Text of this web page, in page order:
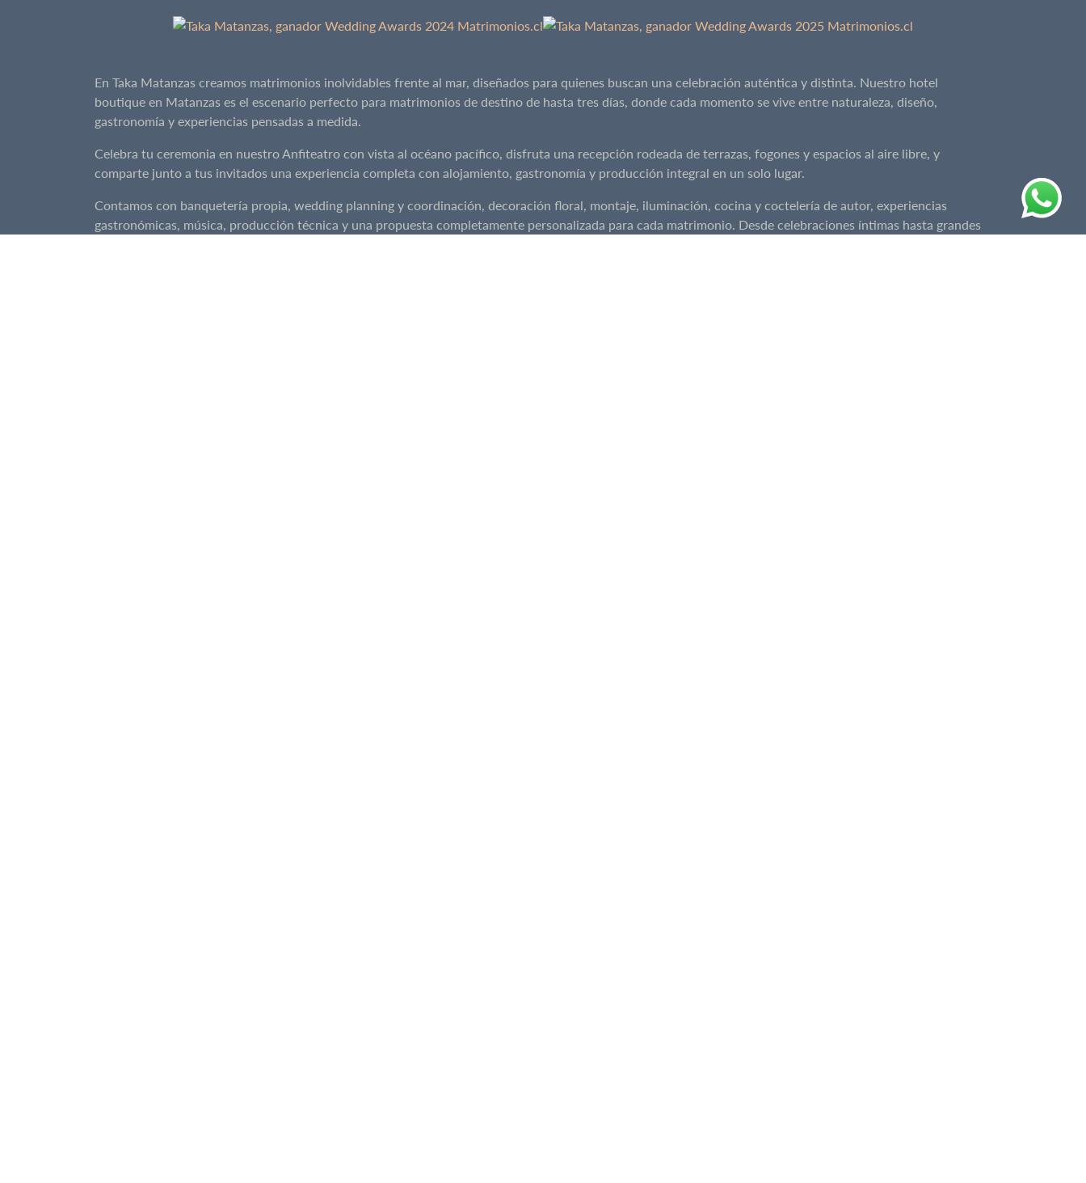
En Taka Matanzas creamos matrimonios inolvidables frente al mar, diseñados para quienes buscan una celebración auténtica y distinta. Nuestro hotel
boutique en Matanzas es el escenario perfecto para matrimonios de destino de hasta tres días, donde cada momento se vive entre naturaleza, diseño,
gastronomía y experiencias pensadas a medida.
Celebra tu ceremonia en nuestro Anfiteatro con vista al océano pacífico, disfruta una recepción rodeada de terrazas, fogones y espacios al aire libre, y
comparte junto a tus invitados una experiencia completa con alojamiento, gastronomía y producción integral en un solo lugar.
Contamos con banquetería propia, wedding planning y coordinación, decoración floral, montaje, iluminación, cocina y coctelería de autor, experiencias
gastronómicas, música, producción técnica y una propuesta completamente personalizada para cada matrimonio. Desde celebraciones íntimas hasta grandes